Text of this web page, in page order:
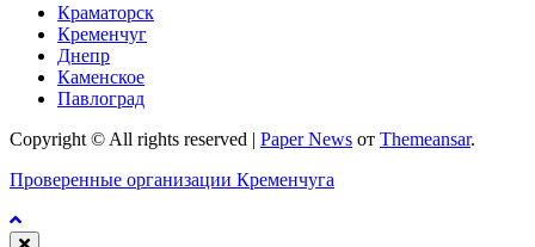
Краматорск
Кременчуг
Днепр
Каменское
Павлоград
Copyright © All rights reserved | Paper News от Themeansar.
Проверенные организации Кременчуга